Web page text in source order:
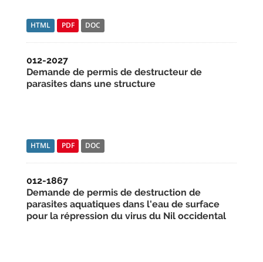
HTML PDF DOC
012-2027
Demande de permis de destructeur de
parasites dans une structure
HTML PDF DOC
012-1867
Demande de permis de destruction de
parasites aquatiques dans l'eau de surface
pour la répression du virus du Nil occidental